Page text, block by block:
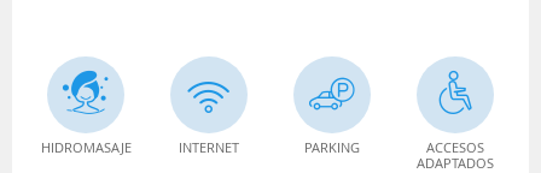
HIDROMASAJE INTERNET PARKING
ACCESOS
ADAPTADOS